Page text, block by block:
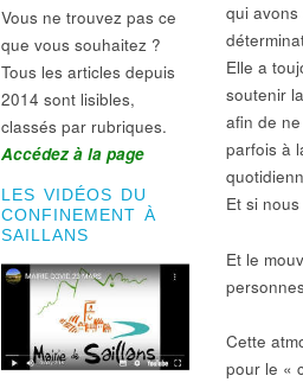
Vous ne trouvez pas ce
que vous souhaitez ?
Tous les articles depuis
2014 sont lisibles,
classés par rubriques.
Accédez à la page
LES VIDÉOS DU
CONFINEMENT À
SAILLANS
qui avons
Elle a
soutenir
afin de
parfois à
Et si
Et le
Cette
pour le «